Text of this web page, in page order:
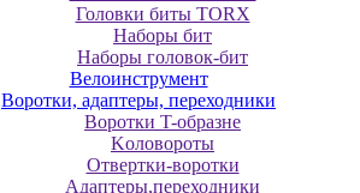
Головки биты TORX
Наборы бит
Наборы головок-бит
Велоинструмент
Воротки, адаптеры, переходники
Bopoтки T-oбpaзне
Koлoвopoты
Oтвepтки-вopoтки
Адаптеры,переходники